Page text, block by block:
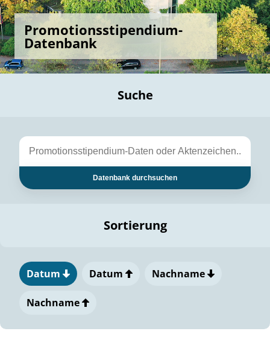
Promotionsstipendium-
Datenbank
Suche
Datenbank durchsuchen
Sortierung
Datum Datum Nachname
Nachname